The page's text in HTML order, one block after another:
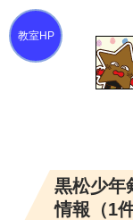
黒松少年
情報（1件